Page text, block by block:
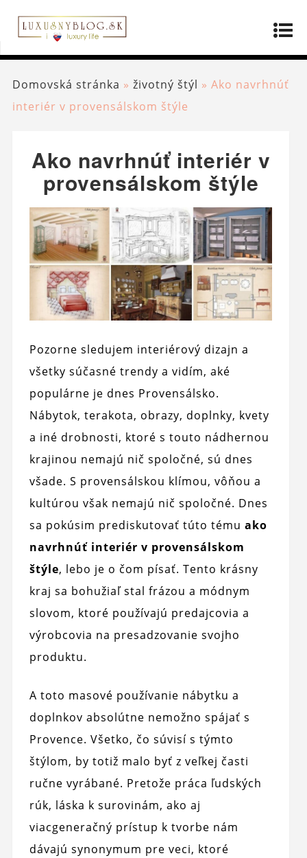
Domovská stránka » životný štýl » Ako navrhnúť
interiér v provensálskom štýle
Ako navrhnúť interiér v
provensálskom štýle
Pozorne sledujem interiérový dizajn a
všetky súčasné trendy a vidím, aké
populárne je dnes Provensálsko.
Nábytok, terakota, obrazy, doplnky, kvety
a iné drobnosti, ktoré s touto nádhernou
krajinou nemajú nič spoločné, sú dnes
všade. S provensálskou klímou, vôňou a
kultúrou však nemajú nič spoločné. Dnes
sa pokúsim prediskutovať túto tému ako
navrhnúť interiér v provensálskom
štýle, lebo je o čom písať. Tento krásny
kraj sa bohužiaľ stal frázou a módnym
slovom, ktoré používajú predajcovia a
výrobcovia na presadzovanie svojho
produktu.
A toto masové používanie nábytku a
doplnkov absolútne nemožno spájať s
Provence. Všetko, čo súvisí s týmto
štýlom, by totiž malo byť z veľkej časti
ručne vyrábané. Pretože práca ľudských
rúk, láska k surovinám, ako aj
viacgeneračný prístup k tvorbe nám
dávajú synonymum pre veci, ktoré